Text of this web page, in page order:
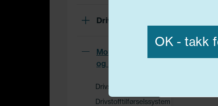
Drivverk
Motor, Drivstoff
og Eksos
Drivstoff system
Drivstofftilførselssystem
OK - takk